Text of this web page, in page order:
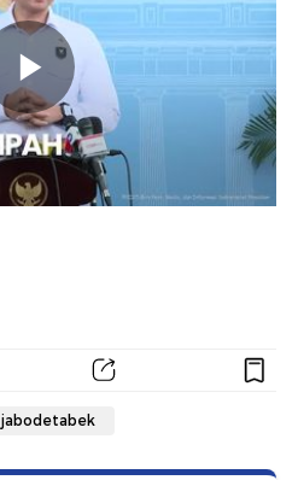
jabodetabek